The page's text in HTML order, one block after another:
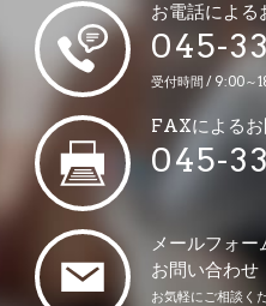
お電話による
045-
受付時間 / 9:00～
FAXによる
045-
メールフォー
お問い合わせ
お気軽にご相談く